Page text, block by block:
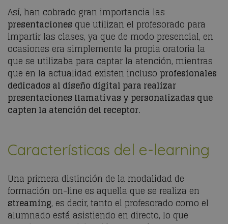
Así, han cobrado gran importancia las
presentaciones que utilizan el profesorado para
impartir las clases, ya que de modo presencial, en
ocasiones era simplemente la propia oratoria la
que se utilizaba para captar la atención, mientras
que en la actualidad existen incluso profesionales
dedicados al diseño digital para realizar
presentaciones llamativas y personalizadas que
capten la atención del receptor.
Características del e-learning
Una primera distinción de la modalidad de
formación on-line es aquella que se realiza en
streaming, es decir, tanto el profesorado como el
alumnado está asistiendo en directo, lo que